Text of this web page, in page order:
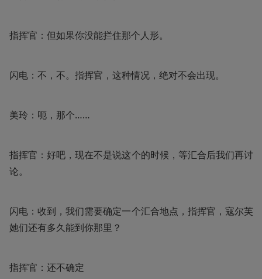
指挥官：但如果你没能拦住那个人形。
闪电：不，不。指挥官，这种情况，绝对不会出现。
美玲：呃，那个……
指挥官：好吧，现在不是说这个的时候，等汇合后我们再讨
论。
闪电：收到，我们需要确定一个汇合地点，指挥官，寇尔芙
她们还有多久能到你那里？
指挥官：还不确定